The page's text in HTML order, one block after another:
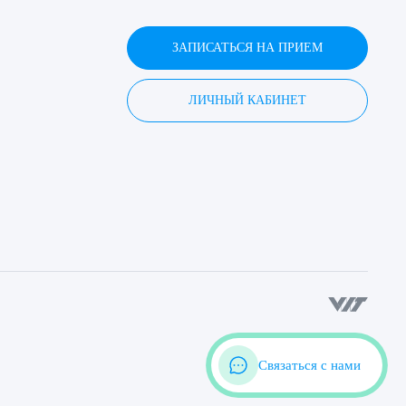
ЗАПИСАТЬСЯ НА ПРИЕМ
ЛИЧНЫЙ КАБИНЕТ
Связаться с нами